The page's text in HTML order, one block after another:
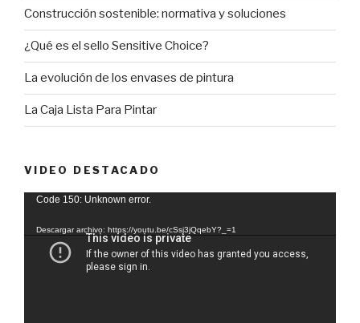
Construcción sostenible: normativa y soluciones
¿Qué es el sello Sensitive Choice?
La evolución de los envases de pintura
La Caja Lista Para Pintar
VIDEO DESTACADO
Reproductor
vídeo
Code 150: Unknown error.
Descargar archivo: https://youtu.be/cSsj3jQqebY?_=1